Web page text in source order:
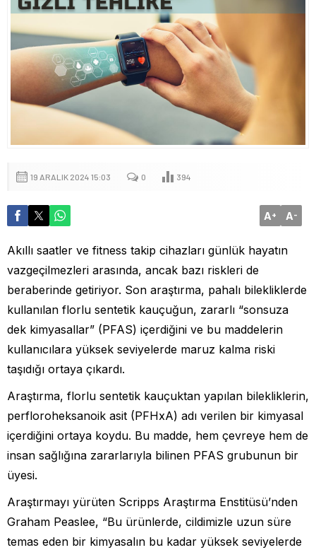
19 ARALIK 2024 15:03 0 394
A+ A-
Akıllı saatler ve fitness takip cihazları günlük hayatın
vazgeçilmezleri arasında, ancak bazı riskleri de
beraberinde getiriyor. Son araştırma, pahalı bilekliklerde
kullanılan florlu sentetik kauçuğun, zararlı “sonsuza
dek kimyasallar” (PFAS) içerdiğini ve bu maddelerin
kullanıcılara yüksek seviyelerde maruz kalma riski
taşıdığı ortaya çıkardı.
Araştırma, florlu sentetik kauçuktan yapılan bilekliklerin,
perfloroheksanoik asit (PFHxA) adı verilen bir kimyasal
içerdiğini ortaya koydu. Bu madde, hem çevreye hem de
insan sağlığına zararlarıyla bilinen PFAS grubunun bir
üyesi.
Araştırmayı yürüten Scripps Araştırma Enstitüsü’nden
Graham Peaslee, “Bu ürünlerde, cildimizle uzun süre
temas eden bir kimyasalın bu kadar yüksek seviyelerde